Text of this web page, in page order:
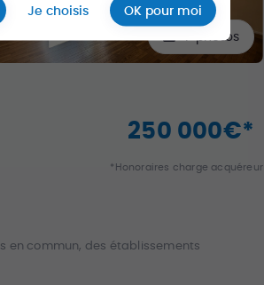
Je choisis OK pour moi
7photos
250 000€*
*Honoraires charge acquéreur
en commun, des établissements